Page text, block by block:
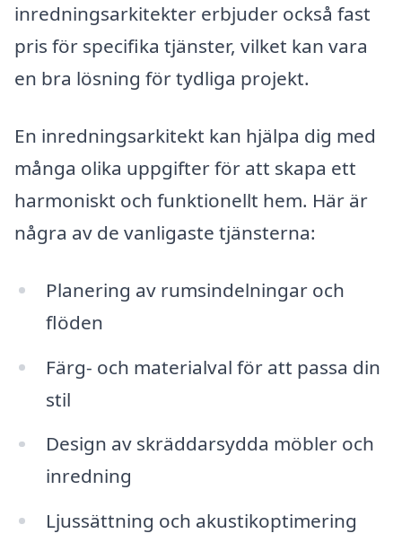
inredningsarkitekter erbjuder också fast
pris för specifika tjänster, vilket kan vara
en bra lösning för tydliga projekt.
En inredningsarkitekt kan hjälpa dig med
många olika uppgifter för att skapa ett
harmoniskt och funktionellt hem. Här är
några av de vanligaste tjänsterna:
Planering av rumsindelningar och
flöden
Färg- och materialval för att passa din
stil
Design av skräddarsydda möbler och
inredning
Ljussättning och akustikoptimering